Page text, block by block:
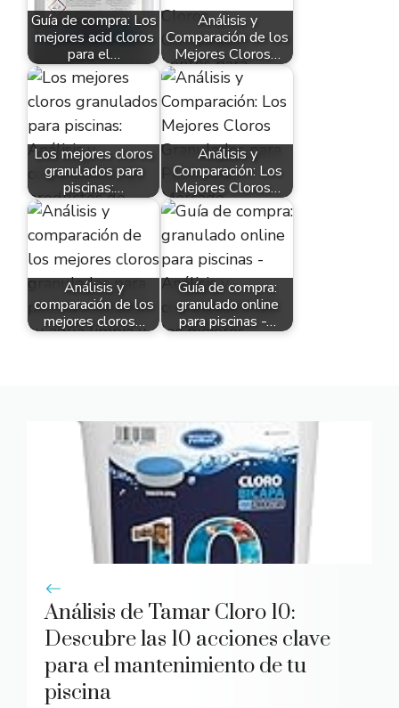
Guía de compra: Los
mejores acid cloros
para el…
Análisis y
Comparación de los
Mejores Cloros…
Los mejores cloros
granulados para
piscinas:…
Análisis y
Comparación: Los
Mejores Cloros…
Análisis y
comparación de los
mejores cloros…
Guía de compra:
granulado online
para piscinas -…
Análisis de Tamar Cloro 10:
Descubre las 10 acciones clave
para el mantenimiento de tu
piscina